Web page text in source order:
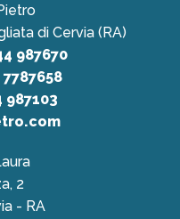
di Cervia (RA)
987670
7787658
987103
2
- RA